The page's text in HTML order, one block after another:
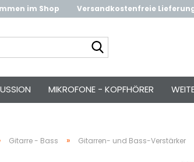
im Shop Versandkostenfreie Lieferung
MIKROFONE - KOPFHÖRER
Gitarre - Bass » Gitarren- und Bass-Verstärker